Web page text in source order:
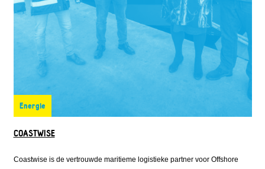
Energie
COASTWISE
Coastwise is de vertrouwde maritieme logistieke partner voor Offshore